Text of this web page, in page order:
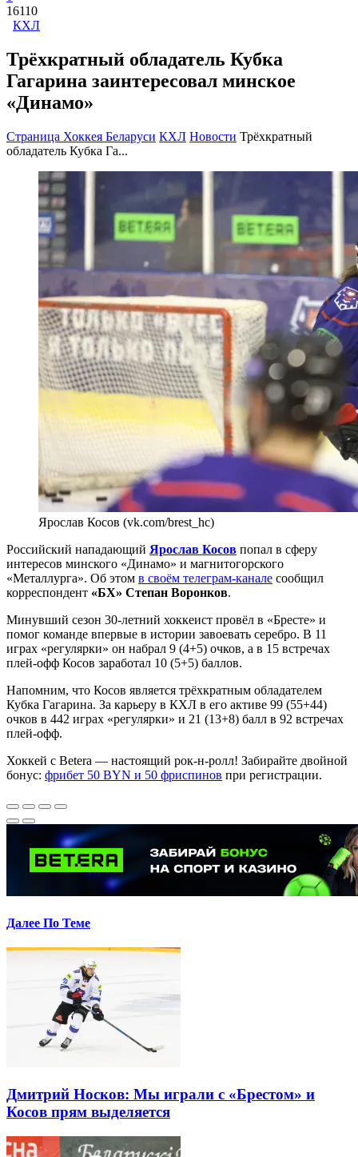
16110
КХЛ
Трёхкратный обладатель Кубка
Гагарина заинтересовал минское
«Динамо»
Страница Хоккея Беларуси КХЛ Новости Трёхкратный
обладатель Кубка Га...
Ярослав Косов (vk.com/brest_hc)
Российский нападающий Ярослав Косов попал в сферу
интересов минского «Динамо» и магнитогорского
«Металлурга». Об этом в своём телеграм-канале сообщил
корреспондент «БХ» Степан Воронков.
Минувший сезон 30-летний хоккеист провёл в «Бресте» и
помог команде впервые в истории завоевать серебро. В 11
играх «регулярки» он набрал 9 (4+5) очков, а в 15 встречах
плей-офф Косов заработал 10 (5+5) баллов.
Напомним, что Косов является трёхкратным обладателем
Кубка Гагарина. За карьеру в КХЛ в его активе 99 (55+44)
очков в 442 играх «регулярки» и 21 (13+8) балл в 92 встречах
плей-офф.
Хоккей с Betera — настоящий рок-н-ролл! Забирайте двойной
бонус: фрибет 50 BYN и 50 фриспинов при регистрации.
Далее По Теме
Дмитрий Носков: Мы играли с «Брестом» и
Косов прям выделяется